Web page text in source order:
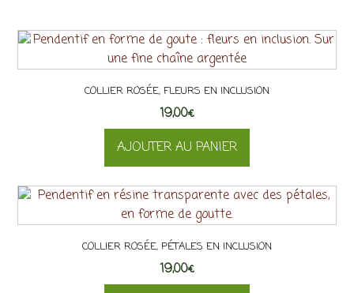
COLLIER ROSÉE, FLEURS EN INCLUSION
19,00€
AJOUTER AU PANIER
COLLIER ROSÉE, PÉTALES EN INCLUSION
19,00€